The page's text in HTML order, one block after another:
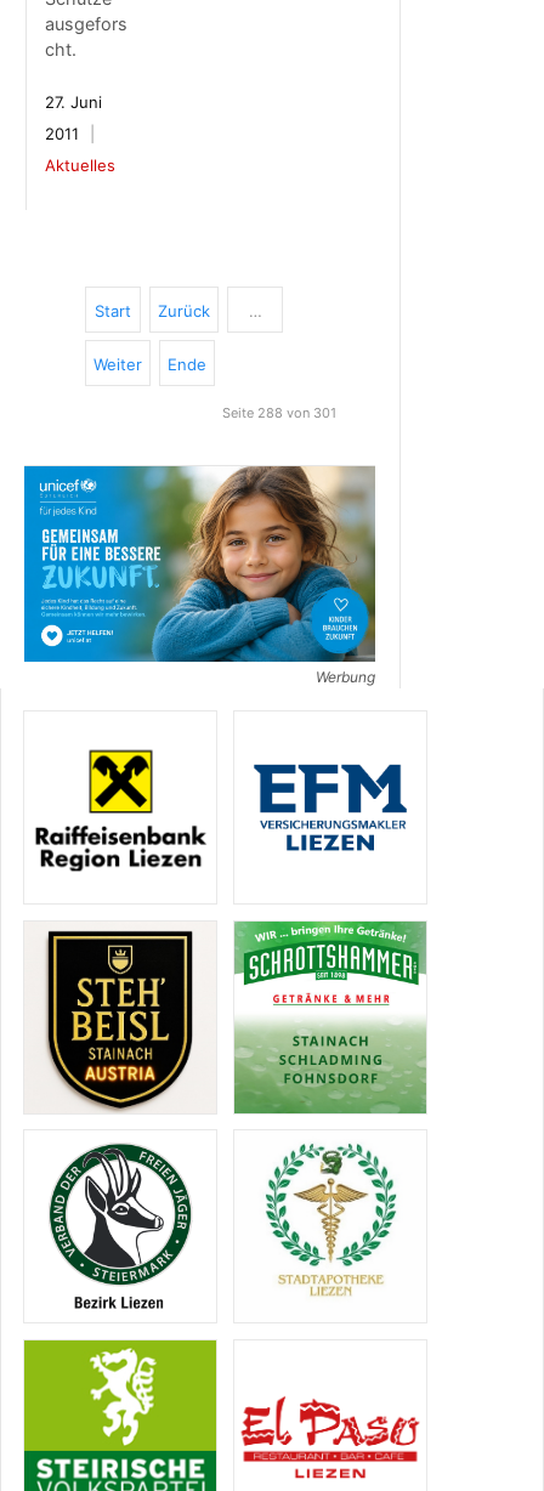
ausgefors
cht.
27. Juni
2011
Aktuelles
Start Zurück …
Weiter Ende
Seite 288 von 301
Werbung